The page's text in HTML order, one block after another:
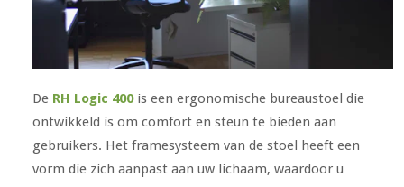
De RH Logic 400is een ergonomische bureaustoel die
ontwikkeld is om comfort en steun te bieden aan
gebruikers. Het framesysteem van de stoel heeft een
vorm die zich aanpast aan uw lichaam, waardoor u